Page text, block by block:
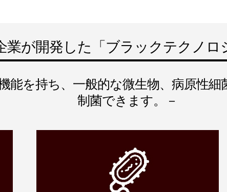
業が開発した「ブラックテクノロ
能を持ち、一般的な微生物、病原性
制菌できます。－